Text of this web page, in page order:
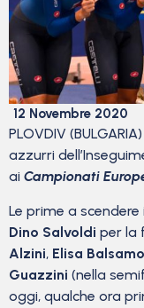
12 Novembre 2020
PLOVDIV
azzurri
ai Campionati
Le prime a
Dino Salvoldi per la
Alzini, Elisa Balsamo
Guazzini (nella
oggi, qualche ora